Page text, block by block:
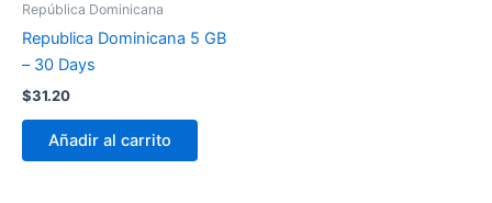
República Dominicana
Republica Dominicana 5 GB
– 30 Days
$31.20
Añadir al carrito